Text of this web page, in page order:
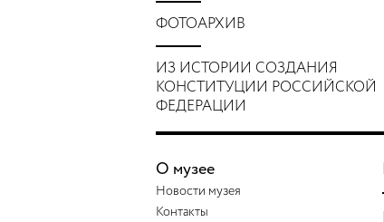
ФОТОАРХИВ
ИЗ ИСТОРИИ СОЗДАНИЯ
КОНСТИТУЦИИ РОССИЙСКОЙ
ФЕДЕРАЦИИ
О музее
Новости музея
Контакты